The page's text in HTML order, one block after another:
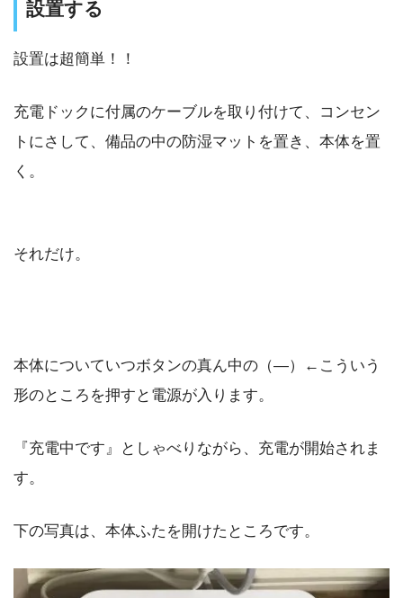
設置する
設置は超簡単！！
充電ドックに付属のケーブルを取り付けて、コンセン
トにさして、備品の中の防湿マットを置き、本体を置
く。
それだけ。
本体についていつボタンの真ん中の（―）←こういう
形のところを押すと電源が入ります。
『充電中です』としゃべりながら、充電が開始されま
す。
下の写真は、本体ふたを開けたところです。